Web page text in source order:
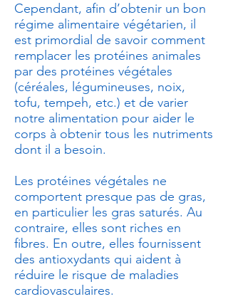
Cependant, afin d’obtenir un bon
régime alimentaire végétarien, il
est primordial de savoir comment
remplacer les protéines animales
par des protéines végétales
(céréales, légumineuses, noix,
tofu, tempeh, etc.) et de varier
notre alimentation pour aider le
corps à obtenir tous les nutriments
dont il a besoin.
Les protéines végétales ne
comportent presque pas de gras,
en particulier les gras saturés. Au
contraire, elles sont riches en
fibres. En outre, elles fournissent
des antioxydants qui aident à
réduire le risque de maladies
cardiovasculaires.